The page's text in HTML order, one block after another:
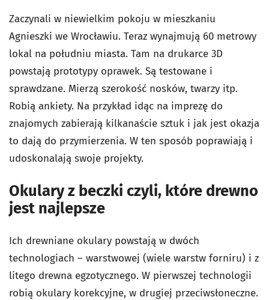
Zaczynali w niewielkim pokoju w mieszkaniu
Agnieszki we Wrocławiu. Teraz wynajmują 60 metrowy
lokal na południu miasta. Tam na drukarce 3D
powstają prototypy oprawek. Są testowane i
sprawdzane. Mierzą szerokość nosków, twarzy itp.
Robią ankiety. Na przykład idąc na imprezę do
znajomych zabierają kilkanaście sztuk i jak jest okazja
to dają do przymierzenia. W ten sposób poprawiają i
udoskonalają swoje projekty.
Okulary z beczki czyli, które drewno
jest najlepsze
Ich drewniane okulary powstają w dwóch
technologiach – warstwowej (wiele warstw forniru) i z
litego drewna egzotycznego. W pierwszej technologii
robią okulary korekcyjne, w drugiej przeciwsłoneczne.